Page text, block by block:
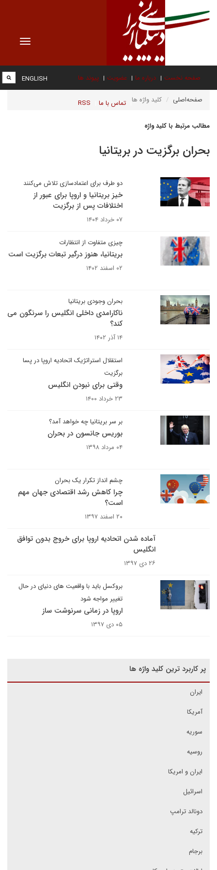
Toggle
صفحه نخست درباره ما عضویت پیوند ها
تماس با ما RSS
ENGLISH
صفحه‌اصلی کلید واژه ها
مطالب مرتبط با کلید واژه
بحران برگزیت در بریتانیا
دو طرف برای اعتمادسازی تلاش می‌کنند
خیز بریتانیا و اروپا برای عبور از
اختلافات پس از برگزیت
۰۷ خرداد ۱۴۰۴
چیزی متفاوت از انتظارات
بریتانیا، هنوز درگیر تبعات برگزیت است
۰۲ اسفند ۱۴۰۲
بحران وجودی بریتانیا
ناکارامدی داخلی انگلیس را سرنگون می
کند؟
۱۴ آذر ۱۴۰۲
استقلال استراتژیک اتحادیه اروپا در پسا
برگزیت
وقتی برای نبودن انگلیس
۲۳ خرداد ۱۴۰۰
بر سر بریتانیا چه خواهد آمد؟
بوریس جانسون در بحران
۰۴ مرداد ۱۳۹۸
چشم انداز تکرار یک بحران
چرا کاهش رشد اقتصادی جهان مهم
است؟
۲۰ اسفند ۱۳۹۷
آماده شدن اتحادیه اروپا برای خروج بدون توافق
انگلیس
۲۶ دی ۱۳۹۷
بروکسل باید با واقعیت های دنیای در حال
تغییر مواجه شود
اروپا در زمانی سرنوشت ساز
۰۵ دی ۱۳۹۷
پر کاربرد ترین کلید واژه ها
ایران
آمریکا
سوریه
روسیه
ایران و امریکا
اسرائیل
دونالد ترامپ
ترکیه
برجام